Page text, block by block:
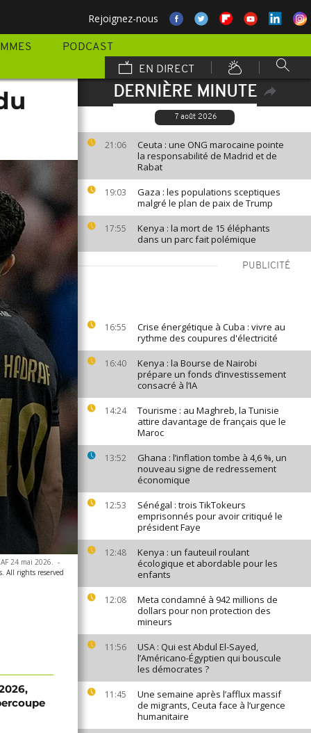
Rejoignez-nous
PODCAST
EN DIRECT
DERNIÈRE MINUTE
7 août 2026
21:06
Ceuta : une ONG marocaine pointe
la responsabilité de Madrid et de
Rabat
19:03
Gaza : les populations sceptiques
malgré le plan de paix de Trump
17:55
Kenya : la mort de 15 éléphants
dans un parc fait polémique
PUBLICITÉ
16:55
Crise énergétique à Cuba : vivre au
rythme des coupures d'électricité
16:40
Kenya : la Bourse de Nairobi
prépare un fonds d’investissement
consacré à l’IA
14:24
Tourisme : au Maghreb, la Tunisie
attire davantage de français que le
Maroc
13:52
Ghana : l’inflation tombe à 4,6 %, un
nouveau signe de redressement
économique
12:53
Sénégal : trois TikTokeurs
emprisonnés pour avoir critiqué le
président Faye
12:48
Kenya : un fauteuil roulant
écologique et abordable pour les
enfants
12:08
Meta condamné à 942 millions de
dollars pour non protection des
mineurs
11:56
USA : Qui est Abdul El-Sayed,
l’Américano-Égyptien qui bouscule
les démocrates ?
11:45
Une semaine après l’afflux massif
de migrants, Ceuta face à l’urgence
humanitaire
24 mai 2026. -
All rights reserved